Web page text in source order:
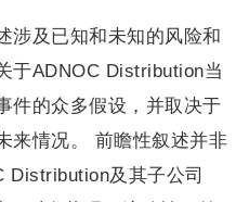
涉及已知和未知的风险和
于ADNOC Distribution当
件的众多假设，并取决于
来情况。 前瞻性叙述并非
Distribution及其子公司